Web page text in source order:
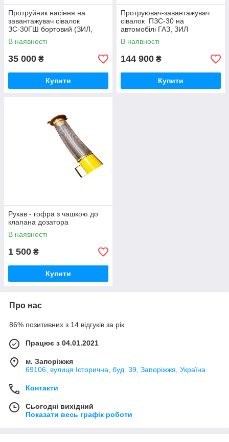
Протруйник насіння на
завантажувач сівалок
ЗС-30ГШ бортовий (ЗИЛ,
ГАЗ, МАЗ, КАМАЗ, ГАЗОН,
2ПТС-4, 2ПТС-6, 2ПТС-9)
В наявності
35 000 ₴
Купити
Протруювач-завантажувач
сівалок ПЗС-30 на
автомобілі ГАЗ, ЗИЛ
шнековий
В наявності
144 900 ₴
Купити
Рукав - гофра з чашкою до
клапана дозатора
В наявності
1 500 ₴
Купити
Про нас
86% позитивних з 14 відгуків за рік
Працює з 04.01.2021
м. Запоріжжя
69106, вулиця Історична, буд. 39, Запоріжжя, Україна
Контакти
Сьогодні вихідний
Показати весь графік роботи